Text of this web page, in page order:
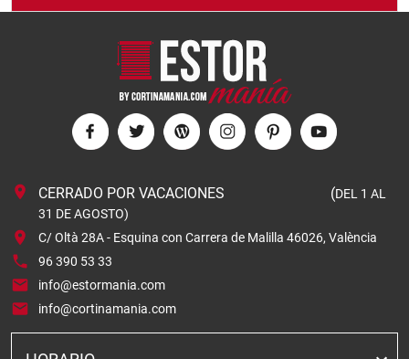
CERRADO POR VACACIONES (DEL 1 AL
31 DE AGOSTO)
C/ Oltà 28A - Esquina con Carrera de Malilla 46026, València
96 390 53 33
info@estormania.com
info@cortinamania.com